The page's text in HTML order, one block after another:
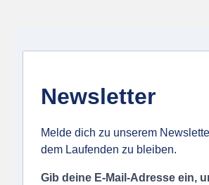
Newsletter
Melde dich zu unserem
dem Laufenden zu bleiben.
Gib deine E-Mail-Adresse ein,